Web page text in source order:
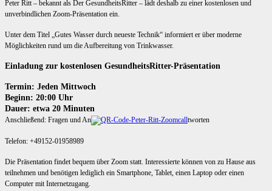
Peter Ritt – bekannt als Der GesundheitsRitter – lädt deshalb zu einer kostenlosen und
unverbindlichen Zoom-Präsentation ein.
Unter dem Titel „Gutes Wasser durch neueste Technik“ informiert er über moderne
Möglichkeiten rund um die Aufbereitung von Trinkwasser.
Einladung zur kostenlosen GesundheitsRitter-Präsentation
Termin: Jeden Mittwoch
Beginn: 20:00 Uhr
Dauer: etwa 20 Minuten
Anschließend: Fragen und An tworten
Telefon: +49152-01958989
Die Präsentation findet bequem über Zoom statt. Interessierte können von zu Hause aus
teilnehmen und benötigen lediglich ein Smartphone, Tablet, einen Laptop oder einen
Computer mit Internetzugang.